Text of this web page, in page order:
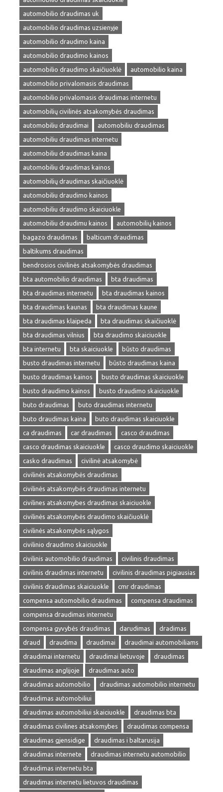
automobilio draudimas uk
automobilio draudimas uzsienyje
automobilio draudimo kaina
automobilio draudimo kainos
automobilio draudimo skaičiuoklė
automobilio kaina
automobilio privalomasis draudimas
automobilio privalomasis draudimas internetu
automobilių civilinės atsakomybės draudimas
automobiliu draudimai
automobiliu draudimas
automobiliu draudimas internetu
automobiliu draudimas kaina
automobiliu draudimas kainos
automobilių draudimas skaičiuoklė
automobiliu draudimo kainos
automobiliu draudimo skaiciuokle
automobiliu draudimu kainos
automobilių kainos
bagazo draudimas
balticum draudimas
baltikums draudimas
bendrosios civilinės atsakomybės draudimas
bta automobilio draudimas
bta draudimas
bta draudimas internetu
bta draudimas kainos
bta draudimas kaunas
bta draudimas kaune
bta draudimas klaipeda
bta draudimas skaičiuoklė
bta draudimas vilnius
bta draudimo skaiciuokle
bta internetu
bta skaiciuokle
būsto draudimas
busto draudimas internetu
būsto draudimas kaina
busto draudimas kainos
busto draudimas skaiciuokle
busto draudimo kainos
busto draudimo skaiciuokle
buto draudimas
buto draudimas internetu
buto draudimas kaina
buto draudimas skaiciuokle
ca draudimas
car draudimas
casco draudimas
casco draudimas skaiciuokle
casco draudimo skaiciuokle
casko draudimas
civilinė atsakomybė
civilinės atsakomybės draudimas
civilinės atsakomybės draudimas internetu
civilines atsakomybes draudimas skaiciuokle
civilinės atsakomybės draudimo skaičiuoklė
civilinės atsakomybės sąlygos
civilinio draudimo skaiciuokle
civilinis automobilio draudimas
civilinis draudimas
civilinis draudimas internetu
civilinis draudimas pigiausias
civilinis draudimas skaiciuokle
cmr draudimas
compensa automobilio draudimas
compensa draudimas
compensa draudimas internetu
compensa gyvybės draudimas
darudimas
dradimas
draud
draudima draudimai
draudimai automobiliams
draudimai internetu
draudimai lietuvoje
draudimas
draudimas anglijoje
draudimas auto
draudimas automobilio
draudimas automobilio internetu
draudimas automobiliui
draudimas automobiliui skaiciuokle
draudimas bta
draudimas civilines atsakomybes
draudimas compensa
draudimas gjensidige
draudimas i baltarusija
draudimas internete
draudimas internetu automobilio
draudimas internetu bta
draudimas internetu lietuvos draudimas